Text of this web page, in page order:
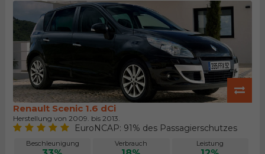
Renault Scenic 1.6 dCi
Herstellung von 2009. bis 2013.
EuroNCAP: 91% des Passagierschutzes
Beschleunigung Verbrauch Leistung